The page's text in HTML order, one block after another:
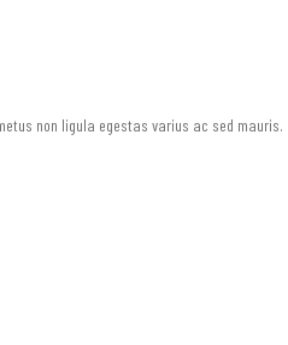
non ligula egestas varius ac sed mauris.